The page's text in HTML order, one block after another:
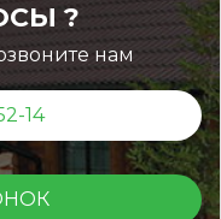
?
нам
14